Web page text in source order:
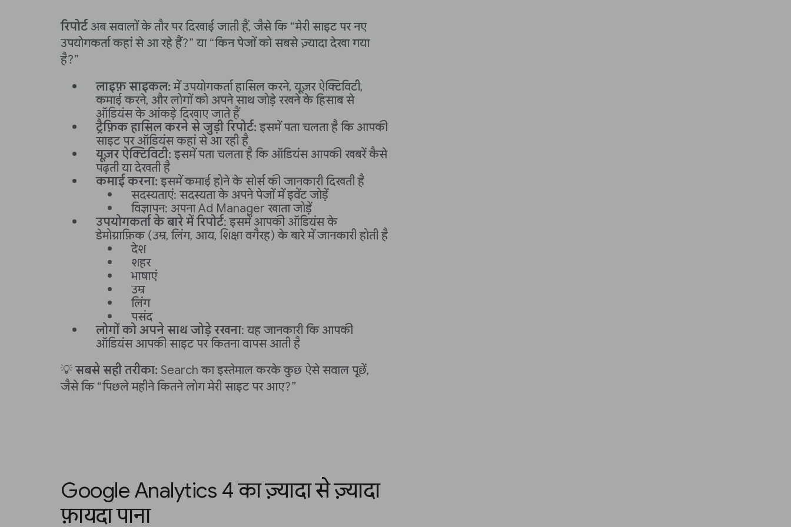
रिपोर्ट अब सवालों के तौर पर दिखाई जाती हैं, जैसे कि “मेरी साइट पर नए
उपयोगकर्ता कहां से आ रहे हैं?” या “किन पेजों को सबसे ज़्यादा देखा गया
है?”
लाइफ़ साइकल: में उपयोगकर्ता हासिल करने, यूज़र ऐक्टिविटी,
कमाई करने, और लोगों को अपने साथ जोड़े रखने के हिसाब से
ऑडियंस के आंकड़े दिखाए जाते हैं
ट्रैफ़िक हासिल करने से जुड़ी रिपोर्ट: इसमें पता चलता है कि आपकी
साइट पर ऑडियंस कहां से आ रही है
यूज़र ऐक्टिविटी: इसमें पता चलता है कि ऑडियंस आपकी खबरें कैसे
पढ़ती या देखती है
कमाई करना: इसमें कमाई होने के सोर्स की जानकारी दिखती है
सदस्यताएं: सदस्यता के अपने पेजों में इवेंट जोड़ें
विज्ञापन: अपना Ad Manager खाता जोड़ें
उपयोगकर्ता के बारे में रिपोर्ट: इसमें आपकी ऑडियंस के
डेमोग्राफ़िक (उम्र, लिंग, आय, शिक्षा वगैरह) के बारे में जानकारी होती है
देश
शहर
भाषाएं
उम्र
लिंग
पसंद
लोगों को अपने साथ जोड़े रखना: यह जानकारी कि आपकी
ऑडियंस आपकी साइट पर कितना वापस आती है
💡 सबसे सही तरीका: Search का इस्तेमाल करके कुछ ऐसे सवाल पूछें,
जैसे कि “पिछले महीने कितने लोग मेरी साइट पर आए?”
Google Analytics 4 का ज़्यादा से ज़्यादा
फ़ायदा पाना